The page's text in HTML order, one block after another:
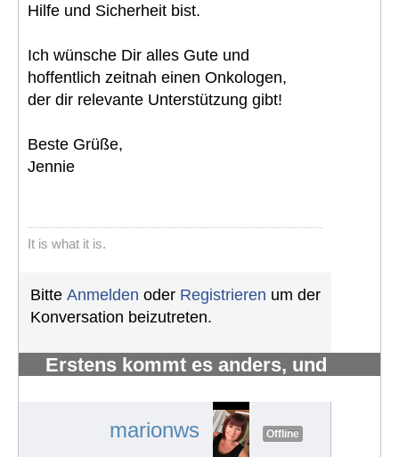
Hilfe und Sicherheit bist.
Ich wünsche Dir alles Gute und
hoffentlich zeitnah einen Onkologen,
der dir relevante Unterstützung gibt!
Beste Grüße,
Jennie
It is what it is.
Bitte Anmelden oder Registrieren um der
Konversation beizutreten.
Erstens kommt es anders, und
marionws Offline